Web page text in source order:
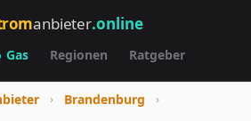
anbieter.online
Gas Regionen Ratgeber
› Brandenburg
›